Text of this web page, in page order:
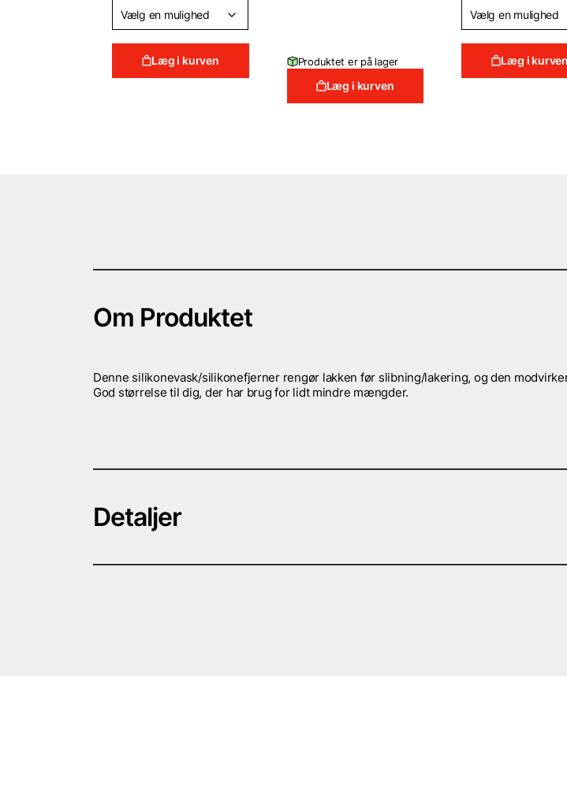
Læg i kurven Produktet er på lager
Læg i kurven
Læg i kurven
Om Produktet
Denne silikonevask/silikonefjerner rengør lakken før slibning/lakering, og den
God størrelse til dig, der har brug for lidt mindre mængder.
Detaljer